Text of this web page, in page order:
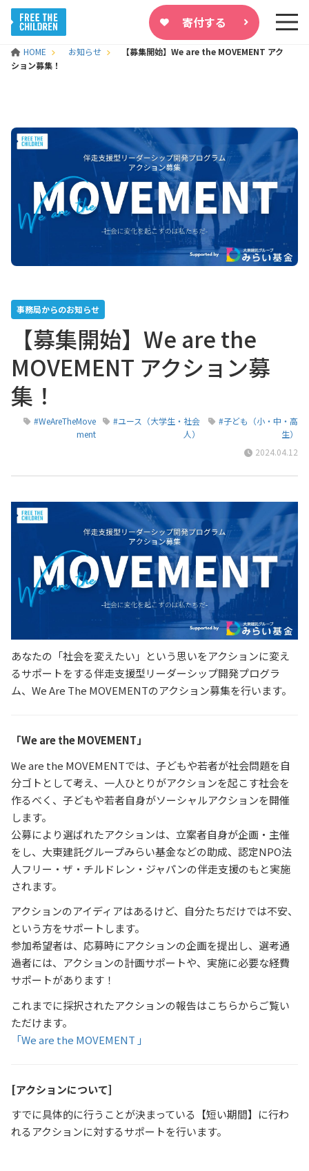
寄付する
HOME お知らせ
【募集開始】We are the MOVEMENT アク
ション募集！
事務局からのお知らせ
【募集開始】We are the
MOVEMENT アクション募
集！
#WeAreTheMove
ment
#ユース（大学生・社会
人）
#子ども（小・中・高
生）
2024.04.12
あなたの「社会を変えたい」という思いをアクションに変え
るサポートをする伴走支援型リーダーシップ開発プログラ
ム、We Are The MOVEMENTのアクション募集を行います。
「We are the MOVEMENT」
We are the MOVEMENTでは、子どもや若者が社会問題を自
分ゴトとして考え、一人ひとりがアクションを起こす社会を
作るべく、子どもや若者自身がソーシャルアクションを開催
します。
公募により選ばれたアクションは、立案者自身が企画・主催
をし、大東建託グループみらい基金などの助成、認定NPO法
人フリー・ザ・チルドレン・ジャパンの伴走支援のもと実施
されます。
アクションのアイディアはあるけど、自分たちだけでは不安、
という方をサポートします。
参加希望者は、応募時にアクションの企画を提出し、選考通
過者には、アクションの計画サポートや、実施に必要な経費
サポートがあります！
これまでに採択されたアクションの報告はこちらからご覧い
ただけます。
「We are the MOVEMENT 」
[アクションについて]
すでに具体的に行うことが決まっている【短い期間】に行わ
れるアクションに対するサポートを行います。